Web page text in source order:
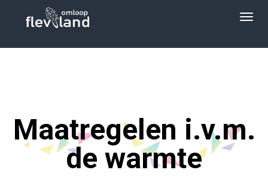
Maatregelen i.v.m.
de warmte